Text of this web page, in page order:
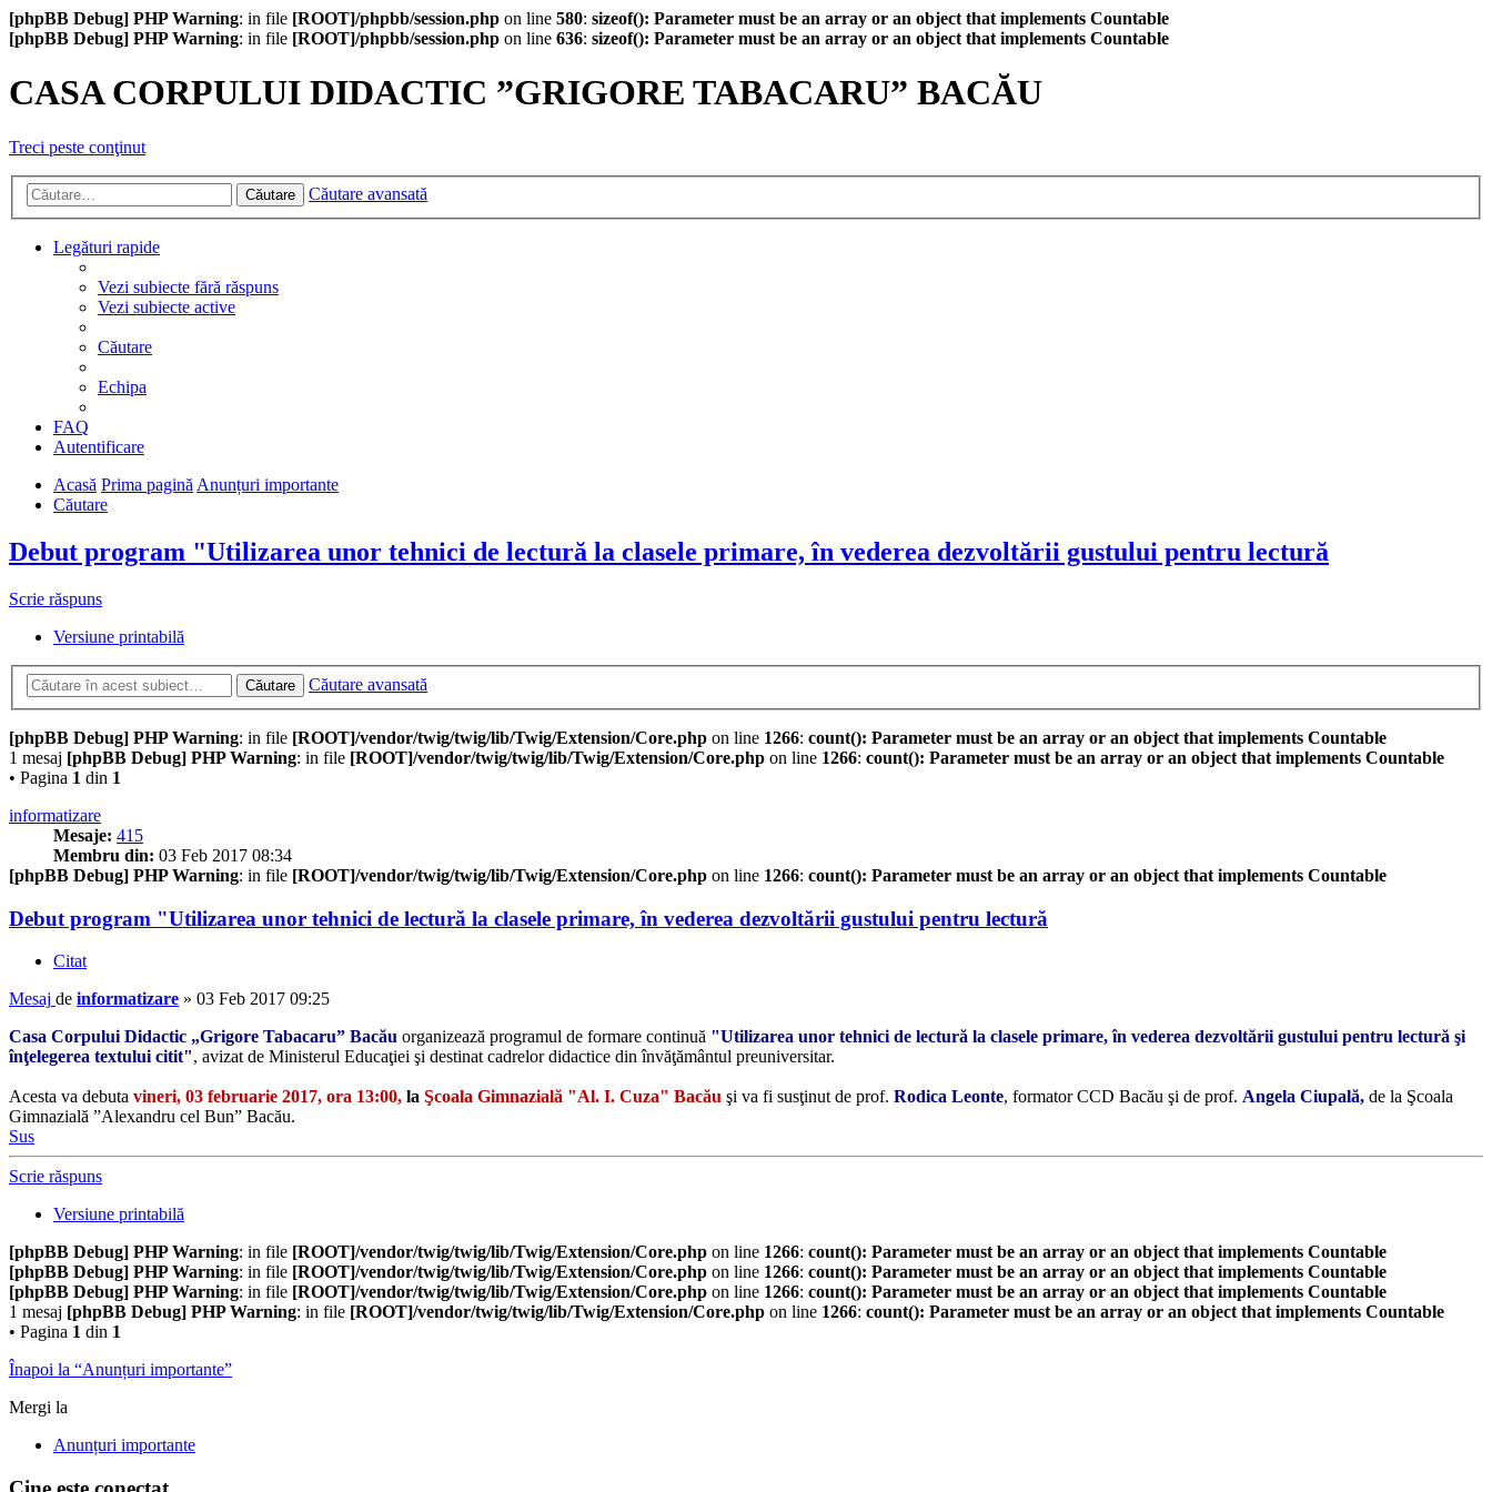
[phpBB Debug] PHP Warning: in file [ROOT]/phpbb/session.php on line 580: sizeof(): Parameter must be an array or an object that implements Countable
[phpBB Debug] PHP Warning: in file [ROOT]/phpbb/session.php on line 636: sizeof(): Parameter must be an array or an object that implements Countable
CASA CORPULUI DIDACTIC ”GRIGORE TABACARU” BACĂU
Treci peste conţinut
Căutare Căutare avansată
Legături rapide
Vezi subiecte fără răspuns
Vezi subiecte active
Căutare
Echipa
FAQ
Autentificare
Acasă Prima paginăAnunțuri importante
Căutare
Debut program "Utilizarea unor tehnici de lectură la clasele primare, în vederea dezvoltării gustului pentru lectură
Scrie răspuns
Versiune printabilă
Căutare Căutare avansată
[phpBB Debug] PHP Warning: in file [ROOT]/vendor/twig/twig/lib/Twig/Extension/Core.php on line 1266: count(): Parameter must be an array or an object that implements Countable
1 mesaj [phpBB Debug] PHP Warning: in file [ROOT]/vendor/twig/twig/lib/Twig/Extension/Core.php on line 1266: count(): Parameter must be an array or an object that implements Countable
• Pagina 1 din 1
informatizare
Mesaje: 415
Membru din: 03 Feb 2017 08:34
[phpBB Debug] PHP Warning: in file [ROOT]/vendor/twig/twig/lib/Twig/Extension/Core.php on line 1266: count(): Parameter must be an array or an object that implements Countable
Debut program "Utilizarea unor tehnici de lectură la clasele primare, în vederea dezvoltării gustului pentru lectură
Citat
Mesaj de informatizare » 03 Feb 2017 09:25
Casa Corpului Didactic „Grigore Tabacaru” Bacău organizează programul de formare continuă "Utilizarea unor tehnici de lectură la clasele primare, în vederea dezvoltării gustului pentru lectură şi
înţelegerea textului citit", avizat de Ministerul Educaţiei şi destinat cadrelor didactice din învăţământul preuniversitar.
Acesta va debuta vineri, 03 februarie 2017, ora 13:00, la Şcoala Gimnazială "Al. I. Cuza" Bacău şi va fi susţinut de prof. Rodica Leonte, formator CCD Bacău şi de prof. Angela Ciupală, de la Şcoala
Gimnazială ”Alexandru cel Bun” Bacău.
Sus
Scrie răspuns
Versiune printabilă
[phpBB Debug] PHP Warning: in file [ROOT]/vendor/twig/twig/lib/Twig/Extension/Core.php on line 1266: count(): Parameter must be an array or an object that implements Countable
[phpBB Debug] PHP Warning: in file [ROOT]/vendor/twig/twig/lib/Twig/Extension/Core.php on line 1266: count(): Parameter must be an array or an object that implements Countable
[phpBB Debug] PHP Warning: in file [ROOT]/vendor/twig/twig/lib/Twig/Extension/Core.php on line 1266: count(): Parameter must be an array or an object that implements Countable
1 mesaj [phpBB Debug] PHP Warning: in file [ROOT]/vendor/twig/twig/lib/Twig/Extension/Core.php on line 1266: count(): Parameter must be an array or an object that implements Countable
• Pagina 1 din 1
Înapoi la “Anunțuri importante”
Mergi la
Anunțuri importante